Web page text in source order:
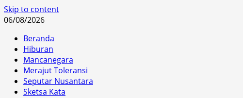
Skip to content
06/08/2026
Beranda
Hiburan
Mancanegara
Merajut Toleransi
Seputar Nusantara
Sketsa Kata